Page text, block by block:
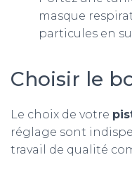
masque
particules en
Choisir le
Le choix de votre
réglage sont
travail de qualité